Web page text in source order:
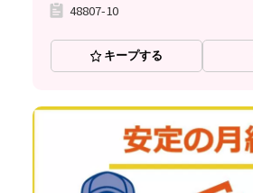
48807-10
キープする